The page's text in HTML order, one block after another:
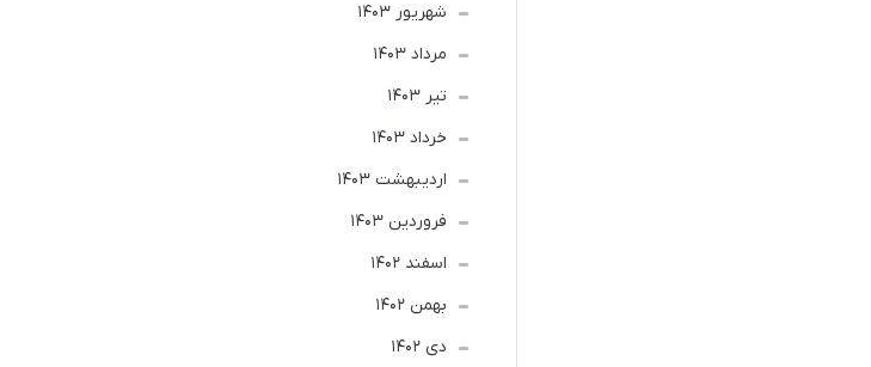
شهریور 1403
مرداد 1403
تير 1403
خرداد 1403
ارديبهشت 1403
فروردین 1403
اسفند 1402
بهمن 1402
دی 1402